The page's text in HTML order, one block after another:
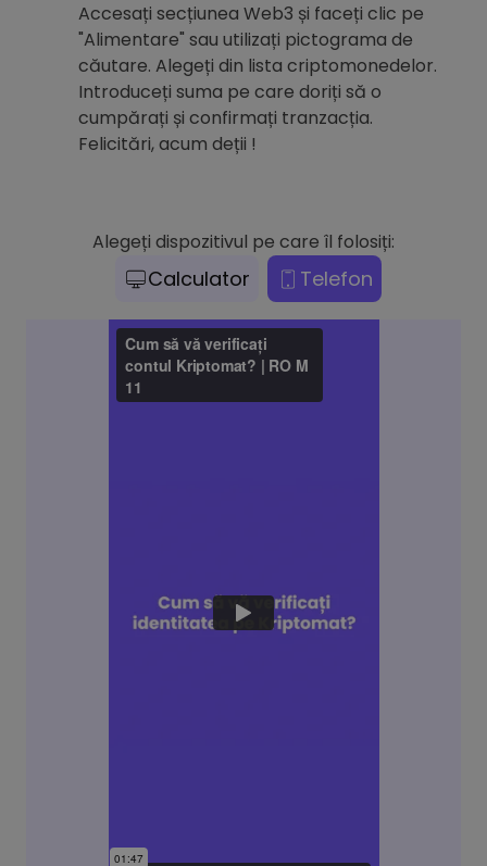
Accesați secțiunea Web3 și faceți clic pe
"Alimentare" sau utilizați pictograma de
căutare. Alegeți din lista criptomonedelor.
Introduceți suma pe care doriți să o
cumpărați și confirmați tranzacția.
Felicitări, acum deții !
Alegeți dispozitivul pe care îl folosiți:
Calculator Telefon